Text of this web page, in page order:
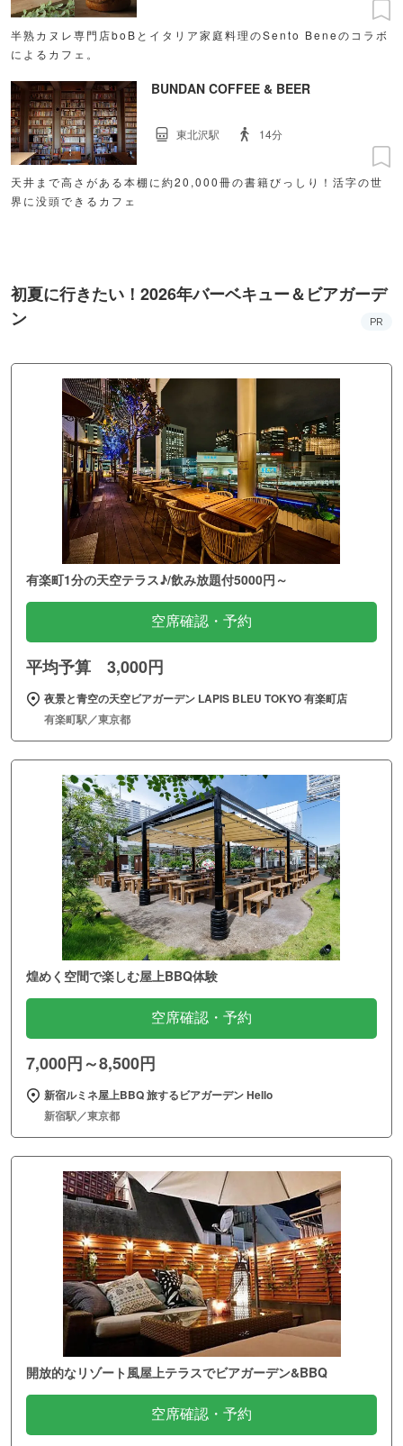
半熟カヌレ専門店boBとイタリア家庭料理のSento Beneのコラボ
によるカフェ。
BUNDAN COFFEE & BEER
天井まで高さがある本棚に約20,000冊の書籍びっしり！活字の世
界に没頭できるカフェ
東北沢駅 14分
初夏に行きたい！2026年バーベキュー＆ビアガーデ
ン
PR
有楽町1分の天空テラス♪/飲み放題付5000円～
空席確認・予約
平均予算 3,000円
夜景と青空の天空ビアガーデン LAPIS BLEU TOKYO 有楽町店
有楽町駅／東京都
煌めく空間で楽しむ屋上BBQ体験
空席確認・予約
7,000円～8,500円
新宿ルミネ屋上BBQ 旅するビアガーデン Hello
新宿駅／東京都
開放的なリゾート風屋上テラスでビアガーデン&BBQ
空席確認・予約